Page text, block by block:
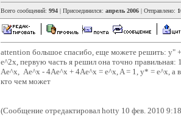
Всего сообщений: 994 | Присоединился: апрель 2006 | Отправлено:
attention большое спасибо, еще можете решить: y"
e^2x, первую часть я решил она точно
Ae^x, Ae^x - 4Ae^x + 4Ae^x = e^x, A = 1, y* = e^x, а
кто чем может
(Сообщение отредактировал hotty 10 фев. 2010